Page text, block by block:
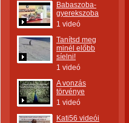
Babaszoba-
gyerekszoba
1 videó
Tanítsd meg
minél előbb
síelni!
1 videó
A vonzás
törvénye
1 videó
Kati56 videói